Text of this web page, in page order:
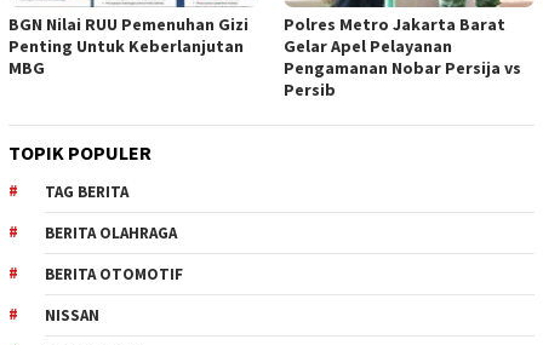
BGN Nilai RUU Pemenuhan Gizi
Penting Untuk Keberlanjutan
MBG
Polres Metro Jakarta Barat
Gelar Apel Pelayanan
Pengamanan Nobar Persija vs
Persib
TOPIK POPULER
TAG BERITA
BERITA OLAHRAGA
BERITA OTOMOTIF
NISSAN